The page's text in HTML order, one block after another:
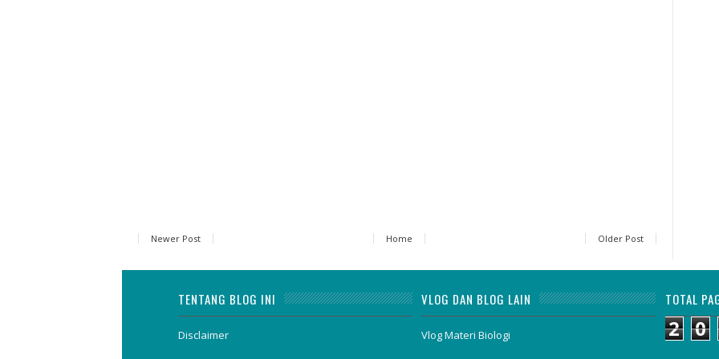
Newer Post Older Post
Home
TENTANG BLOG INI
Disclaimer
VLOG DAN BLOG LAIN
Vlog Materi Biologi
TOTAL
2 0